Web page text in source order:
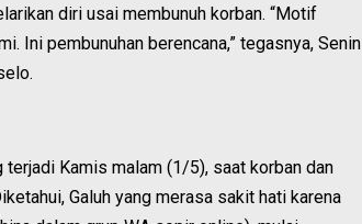
diri usai membunuh korban. “Motif
Ini pembunuhan berencana,” tegasnya, Senin
Kamis malam (1/5), saat korban dan
Galuh yang merasa sakit hati karena